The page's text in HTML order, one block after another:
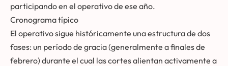
participando en el operativo de ese año.
Cronograma típico
El operativo sigue históricamente una estructura de dos
fases: un período de gracia (generalmente a finales de
febrero) durante el cual las cortes alientan activamente a